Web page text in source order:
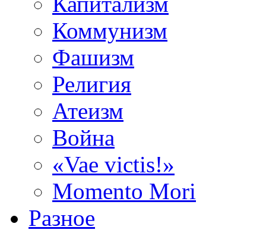
Коммунизм
Фашизм
Религия
Атеизм
Война
«Vae victis!»
Momento Mori
Разное